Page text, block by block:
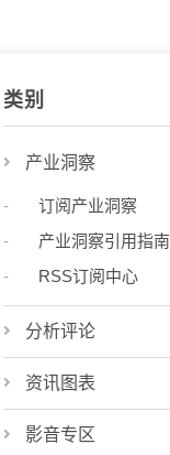
类别
产业洞察
订阅产业洞察
产业洞察引用指南
RSS订阅中心
分析评论
资讯图表
影音专区